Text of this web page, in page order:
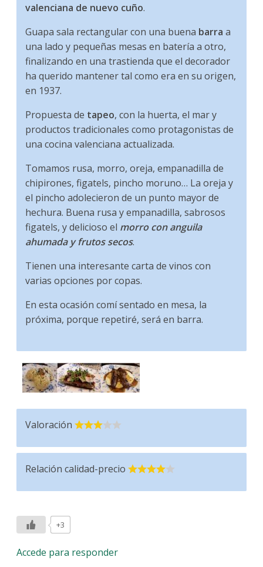
valenciana de nuevo cuño.
Guapa sala rectangular con una buena barra a
una lado y pequeñas mesas en batería a otro,
finalizando en una trastienda que el decorador
ha querido mantener tal como era en su origen,
en 1937.
Propuesta de tapeo, con la huerta, el mar y
productos tradicionales como protagonistas de
una cocina valenciana actualizada.
Tomamos rusa, morro, oreja, empanadilla de
chipirones, figatels, pincho moruno… La oreja y
el pincho adolecieron de un punto mayor de
hechura. Buena rusa y empanadilla, sabrosos
figatels, y delicioso el morro con anguila
ahumada y frutos secos.
Tienen una interesante carta de vinos con
varias opciones por copas.
En esta ocasión comí sentado en mesa, la
próxima, porque repetiré, será en barra.
Valoración
Relación calidad-precio
+3
Accede para responder